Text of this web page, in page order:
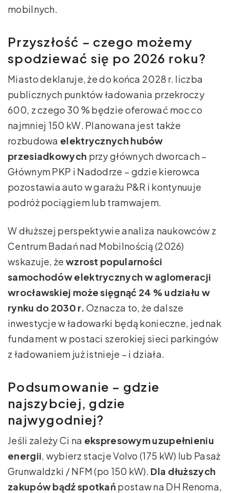
mobilnych.
Przyszłość – czego możemy
spodziewać się po 2026 roku?
Miasto deklaruje, że do końca 2028 r. liczba
publicznych punktów ładowania przekroczy
600, z czego 30 % będzie oferować moc co
najmniej 150 kW. Planowana jest także
rozbudowa elektrycznych hubów
przesiadkowych przy głównych dworcach –
Głównym PKP i Nadodrze – gdzie kierowca
pozostawia auto w garażu P&R i kontynuuje
podróż pociągiem lub tramwajem.
W dłuższej perspektywie analiza naukowców z
Centrum Badań nad Mobilnością (2026)
wskazuje, że wzrost popularności
samochodów elektrycznych w aglomeracji
wrocławskiej może sięgnąć 24 % udziału w
rynku do 2030 r. Oznacza to, że dalsze
inwestycje w ładowarki będą konieczne, jednak
fundament w postaci szerokiej sieci parkingów
z ładowaniem już istnieje – i działa.
Podsumowanie – gdzie
najszybciej, gdzie
najwygodniej?
Jeśli zależy Ci na ekspresowym uzupełnieniu
energii, wybierz stacje Volvo (175 kW) lub Pasaż
Grunwaldzki / NFM (po 150 kW). Dla dłuższych
zakupów bądź spotkań postaw na DH Renoma,